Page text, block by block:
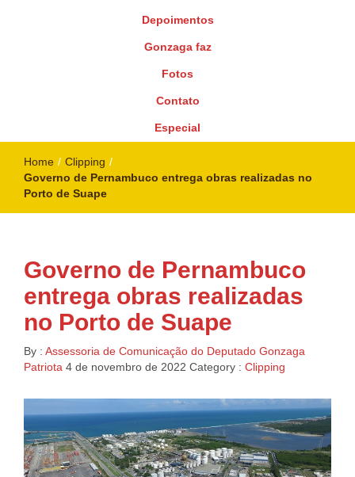
Depoimentos
Gonzaga faz
Fotos
Contato
Especial
Home / Clipping /
Governo de Pernambuco entrega obras realizadas no
Porto de Suape
Governo de Pernambuco
entrega obras realizadas
no Porto de Suape
By : Assessoria de Comunicação do Deputado Gonzaga
Patriota 4 de novembro de 2022 Category : Clipping